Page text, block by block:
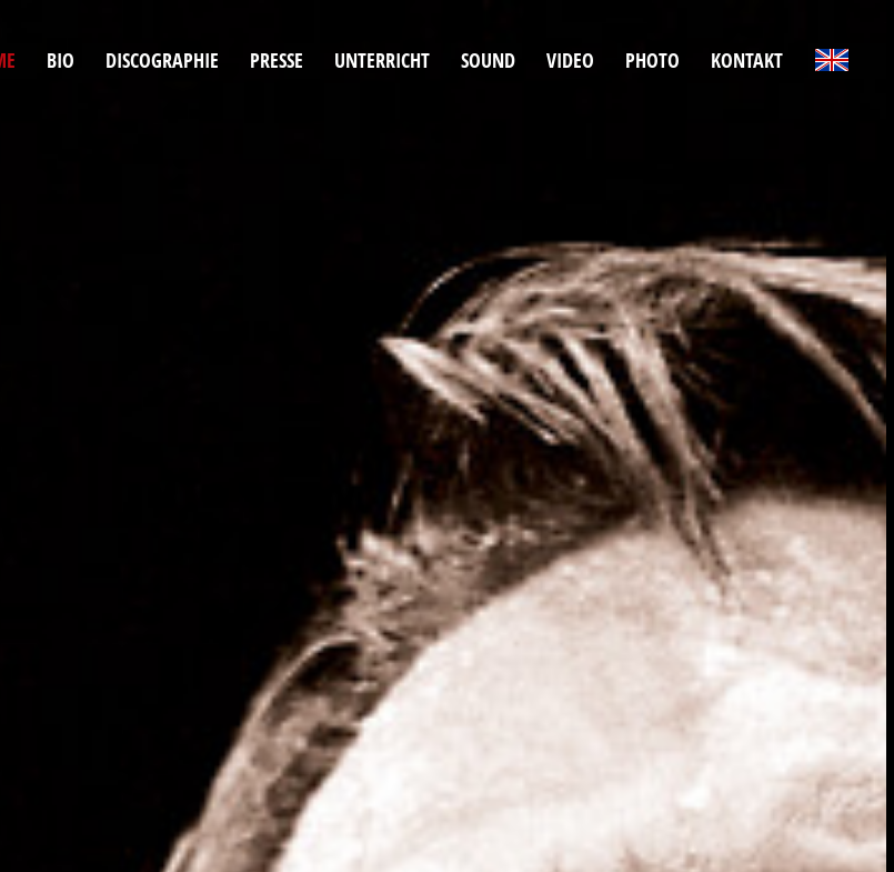
BIO DISCOGRAPHIE PRESSE UNTERRICHT SOUND VIDEO PHOTO KONTAKT